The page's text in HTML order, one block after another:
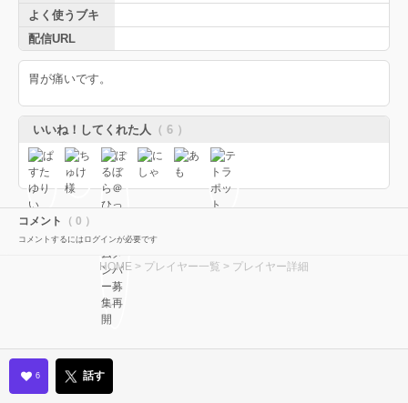
よく使うブキ
配信URL
胃が痛いです。
いいね！してくれた人 （ 6 ）
コメント （ 0 ）
コメントするにはログインが必要です
HOME > プレイヤー一覧 > プレイヤー詳細
6 話す